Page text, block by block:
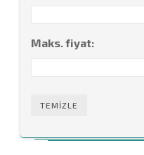
Maks. fiyat:
TEMIZLE